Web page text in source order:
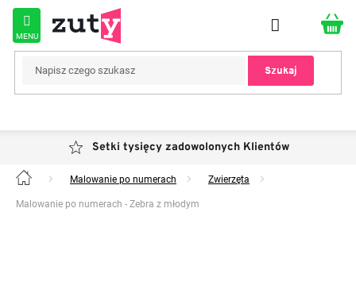
Przejść
treści
Szukaj
Setki tysięcy zadowolonych Klientów
Home Malowanie po numerach Zwierzęta
Malowanie po numerach - Zebra z młodym